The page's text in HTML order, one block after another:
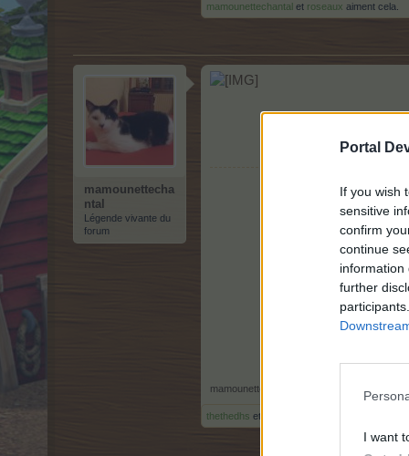
Portal
If you wish
sensitive
confirm
continue
information
further
I want
mamounettechantal et roseaux aiment cela.
mamounettecha
ntal
Légende vivante du
forum
mamounettechantal
thethedhs et